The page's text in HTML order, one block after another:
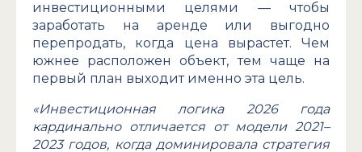
инвестиционными целями — чтобы
заработать на аренде или выгодно
перепродать, когда цена вырастет. Чем
южнее расположен объект, тем чаще на
первый план выходит именно эта цель.
«Инвестиционная логика 2026 года
кардинально отличается от модели 2021–
2023 годов, когда доминировала стратегия